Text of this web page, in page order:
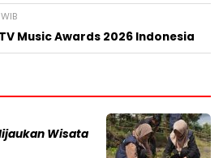
Music Awards 2026 Indonesia
Wisata